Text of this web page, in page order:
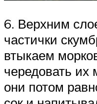
6. Верхним
частички
втыкаем
чередовать их
они потом